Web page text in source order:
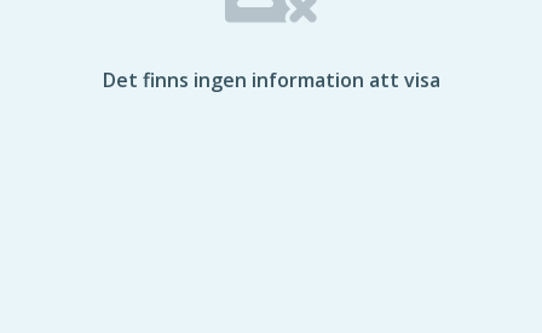
Det finns ingen information att visa